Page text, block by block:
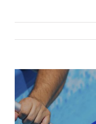
View
Larger
Image